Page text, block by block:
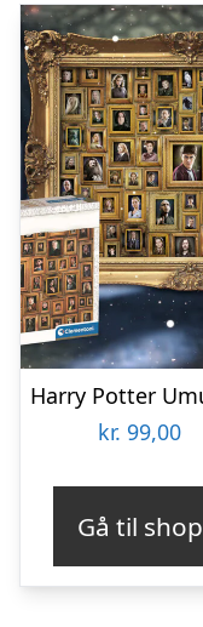
kr. 99,00
Gå til shop